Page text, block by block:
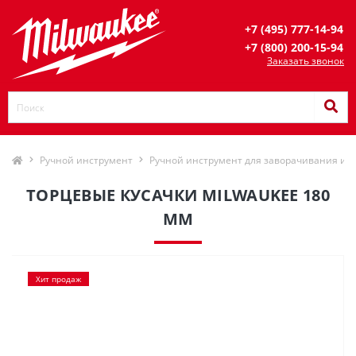
+7 (495) 777-14-94
+7 (800) 200-15-94
Заказать звонок
Ручной инструмент Ручной инструмент для заворачивания и
ТОРЦЕВЫЕ КУСАЧКИ MILWAUKEE 180
ММ
Хит продаж